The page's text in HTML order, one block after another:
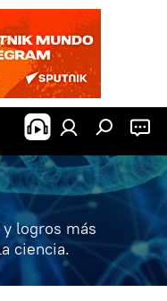
logros más
ciencia.